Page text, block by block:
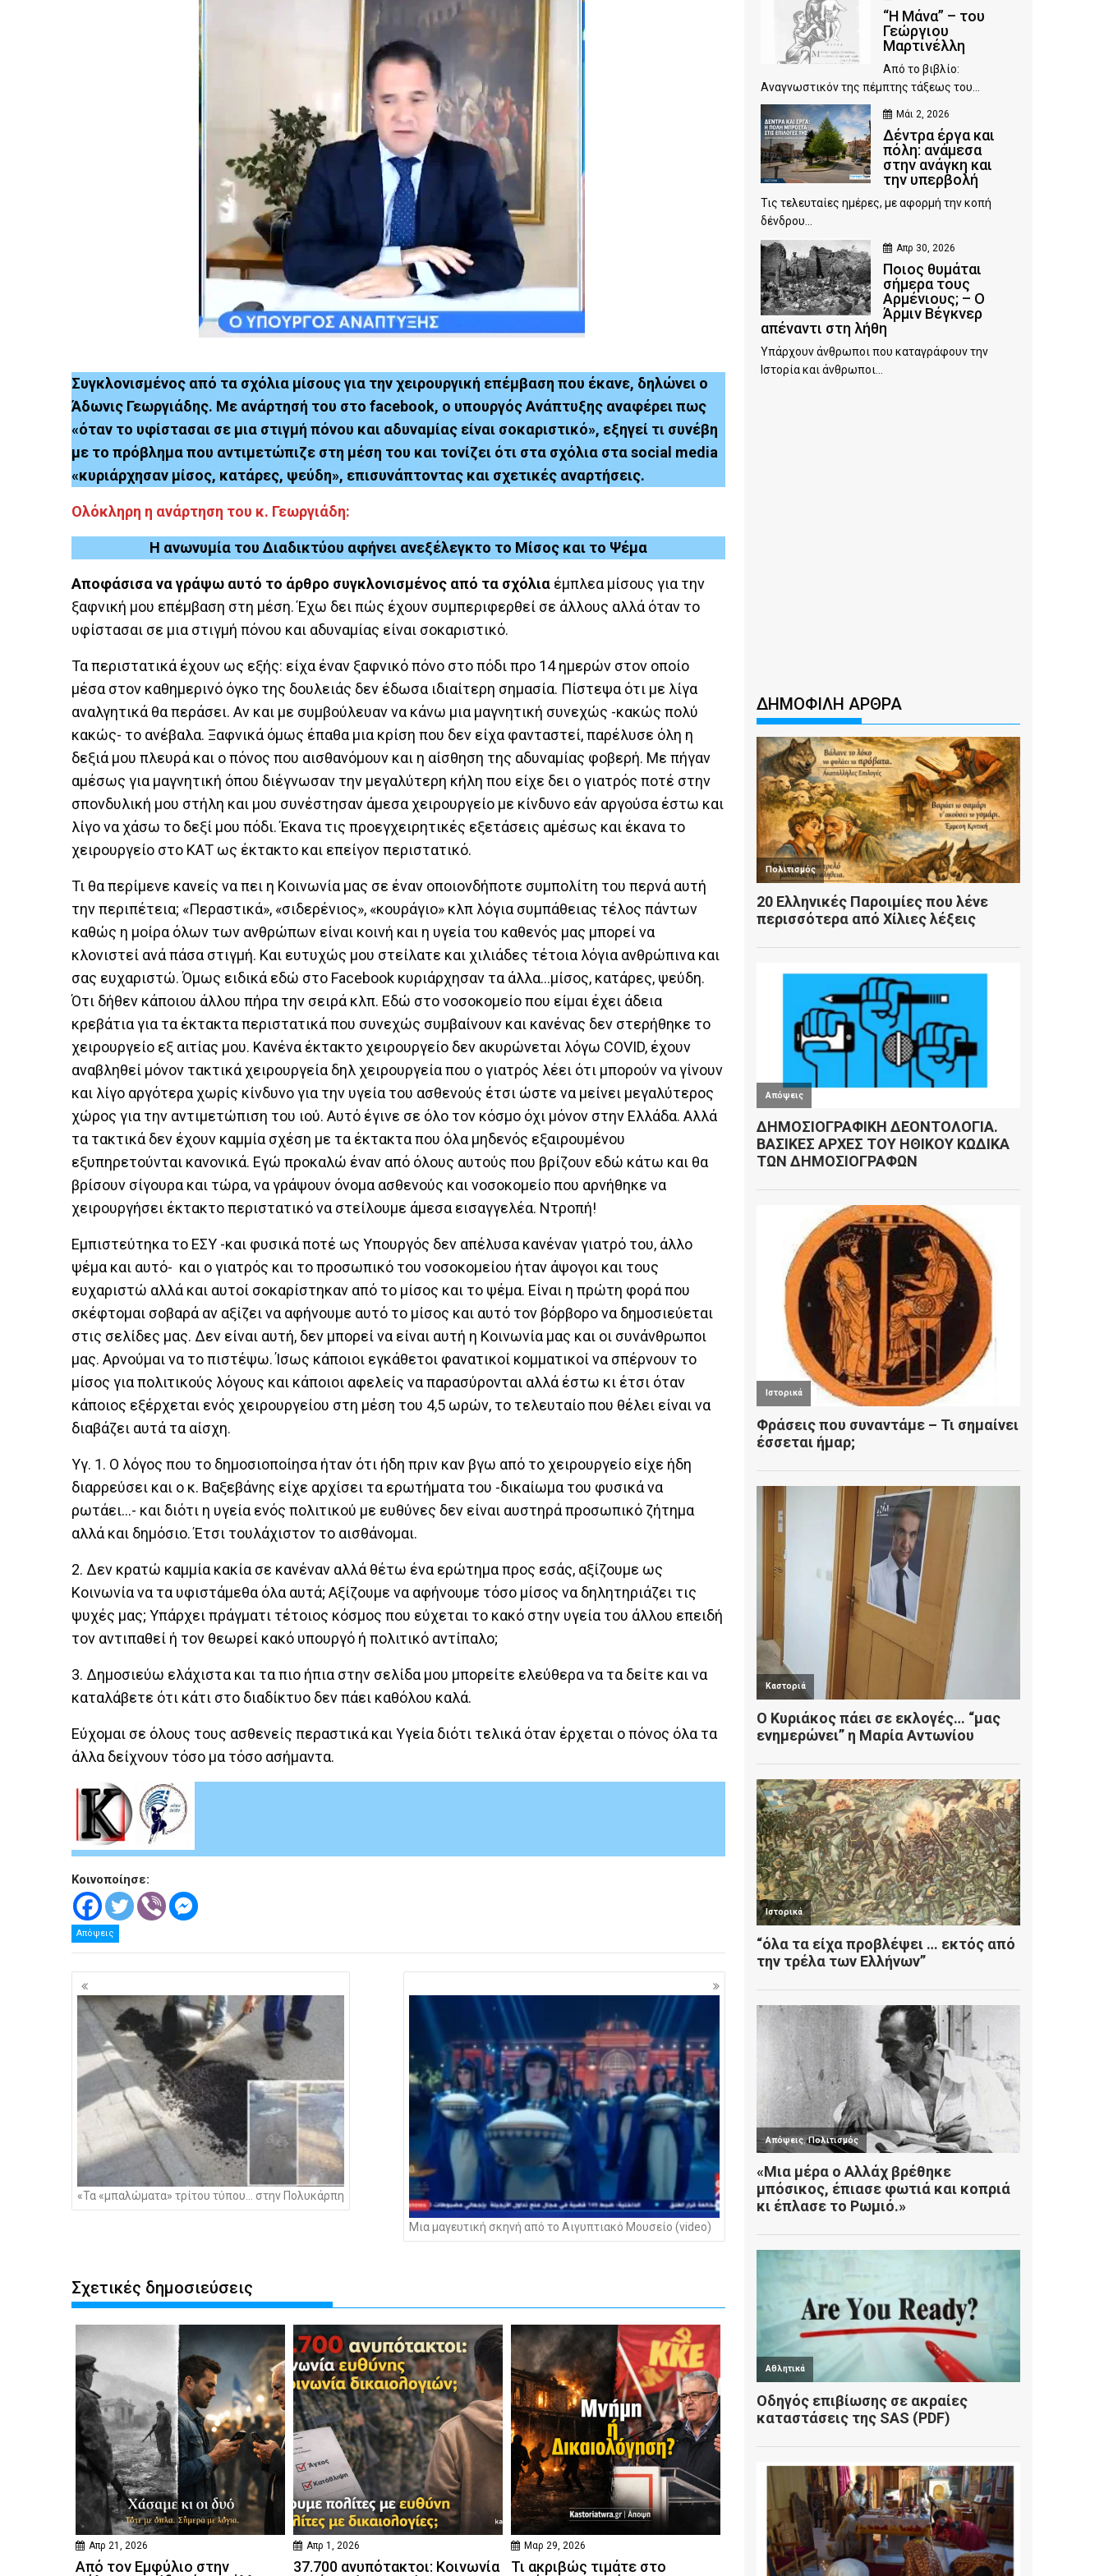
Συγκλονισμένος από τα σχόλια μίσους για την χειρουργική επέμβαση που έκανε, δηλώνει ο
Άδωνις Γεωργιάδης. Με ανάρτησή του στο facebook, ο υπουργός Ανάπτυξης αναφέρει πως
«όταν το υφίστασαι σε μια στιγμή πόνου και αδυναμίας είναι σοκαριστικό», εξηγεί τι συνέβη
με το πρόβλημα που αντιμετώπιζε στη μέση του και τονίζει ότι στα σχόλια στα social media
«κυριάρχησαν μίσος, κατάρες, ψεύδη», επισυνάπτοντας και σχετικές αναρτήσεις.
Ολόκληρη η ανάρτηση του κ. Γεωργιάδη:
Η ανωνυμία του Διαδικτύου αφήνει ανεξέλεγκτο το Μίσος και το Ψέμα
Αποφάσισα να γράψω αυτό το άρθρο συγκλονισμένος από τα σχόλια έμπλεα μίσους για την
ξαφνική μου επέμβαση στη μέση. Έχω δει πώς έχουν συμπεριφερθεί σε άλλους αλλά όταν το
υφίστασαι σε μια στιγμή πόνου και αδυναμίας είναι σοκαριστικό.
Τα περιστατικά έχουν ως εξής: είχα έναν ξαφνικό πόνο στο πόδι προ 14 ημερών στον οποίο
μέσα στον καθημερινό όγκο της δουλειάς δεν έδωσα ιδιαίτερη σημασία. Πίστεψα ότι με λίγα
αναλγητικά θα περάσει. Αν και με συμβούλευαν να κάνω μια μαγνητική συνεχώς -κακώς πολύ
κακώς- το ανέβαλα. Ξαφνικά όμως έπαθα μια κρίση που δεν είχα φανταστεί, παρέλυσε όλη η
δεξιά μου πλευρά και ο πόνος που αισθανόμουν και η αίσθηση της αδυναμίας φοβερή. Με πήγαν
αμέσως για μαγνητική όπου διέγνωσαν την μεγαλύτερη κήλη που είχε δει ο γιατρός ποτέ στην
σπονδυλική μου στήλη και μου συνέστησαν άμεσα χειρουργείο με κίνδυνο εάν αργούσα έστω και
λίγο να χάσω το δεξί μου πόδι. Έκανα τις προεγχειρητικές εξετάσεις αμέσως και έκανα το
χειρουργείο στο ΚΑΤ ως έκτακτο και επείγον περιστατικό.
Τι θα περίμενε κανείς να πει η Κοινωνία μας σε έναν οποιονδήποτε συμπολίτη του περνά αυτή
την περιπέτεια; «Περαστικά», «σιδερένιος», «κουράγιο» κλπ λόγια συμπάθειας τέλος πάντων
καθώς η μοίρα όλων των ανθρώπων είναι κοινή και η υγεία του καθενός μας μπορεί να
κλονιστεί ανά πάσα στιγμή. Και ευτυχώς μου στείλατε και χιλιάδες τέτοια λόγια ανθρώπινα και
σας ευχαριστώ. Όμως ειδικά εδώ στο Facebook κυριάρχησαν τα άλλα…μίσος, κατάρες, ψεύδη.
Ότι δήθεν κάποιου άλλου πήρα την σειρά κλπ. Εδώ στο νοσοκομείο που είμαι έχει άδεια
κρεβάτια για τα έκτακτα περιστατικά που συνεχώς συμβαίνουν και κανένας δεν στερήθηκε το
χειρουργείο εξ αιτίας μου. Κανένα έκτακτο χειρουργείο δεν ακυρώνεται λόγω COVID, έχουν
αναβληθεί μόνον τακτικά χειρουργεία δηλ χειρουργεία που ο γιατρός λέει ότι μπορούν να γίνουν
και λίγο αργότερα χωρίς κίνδυνο για την υγεία του ασθενούς έτσι ώστε να μείνει μεγαλύτερος
χώρος για την αντιμετώπιση του ιού. Αυτό έγινε σε όλο τον κόσμο όχι μόνον στην Ελλάδα. Αλλά
τα τακτικά δεν έχουν καμμία σχέση με τα έκτακτα που όλα μηδενός εξαιρουμένου
εξυπηρετούνται κανονικά. Εγώ προκαλώ έναν από όλους αυτούς που βρίζουν εδώ κάτω και θα
βρίσουν σίγουρα και τώρα, να γράψουν όνομα ασθενούς και νοσοκομείο που αρνήθηκε να
χειρουργήσει έκτακτο περιστατικό να στείλουμε άμεσα εισαγγελέα. Ντροπή!
Εμπιστεύτηκα το ΕΣΥ -και φυσικά ποτέ ως Υπουργός δεν απέλυσα κανέναν γιατρό του, άλλο
ψέμα και αυτό- και ο γιατρός και το προσωπικό του νοσοκομείου ήταν άψογοι και τους
ευχαριστώ αλλά και αυτοί σοκαρίστηκαν από το μίσος και το ψέμα. Είναι η πρώτη φορά που
σκέφτομαι σοβαρά αν αξίζει να αφήνουμε αυτό το μίσος και αυτό τον βόρβορο να δημοσιεύεται
στις σελίδες μας. Δεν είναι αυτή, δεν μπορεί να είναι αυτή η Κοινωνία μας και οι συνάνθρωποι
μας. Αρνούμαι να το πιστέψω. Ίσως κάποιοι εγκάθετοι φανατικοί κομματικοί να σπέρνουν το
μίσος για πολιτικούς λόγους και κάποιοι αφελείς να παρασύρονται αλλά έστω κι έτσι όταν
κάποιος εξέρχεται ενός χειρουργείου στη μέση του 4,5 ωρών, το τελευταίο που θέλει είναι να
διαβάζει αυτά τα αίσχη.
Υγ. 1. Ο λόγος που το δημοσιοποίησα ήταν ότι ήδη πριν καν βγω από το χειρουργείο είχε ήδη
διαρρεύσει και ο κ. Βαξεβάνης είχε αρχίσει τα ερωτήματα του -δικαίωμα του φυσικά να
ρωτάει…- και διότι η υγεία ενός πολιτικού με ευθύνες δεν είναι αυστηρά προσωπικό ζήτημα
αλλά και δημόσιο. Έτσι τουλάχιστον το αισθάνομαι.
2. Δεν κρατώ καμμία κακία σε κανέναν αλλά θέτω ένα ερώτημα προς εσάς, αξίζουμε ως
Κοινωνία να τα υφιστάμεθα όλα αυτά; Αξίζουμε να αφήνουμε τόσο μίσος να δηλητηριάζει τις
ψυχές μας; Υπάρχει πράγματι τέτοιος κόσμος που εύχεται το κακό στην υγεία του άλλου επειδή
τον αντιπαθεί ή τον θεωρεί κακό υπουργό ή πολιτικό αντίπαλο;
3. Δημοσιεύω ελάχιστα και τα πιο ήπια στην σελίδα μου μπορείτε ελεύθερα να τα δείτε και να
καταλάβετε ότι κάτι στο διαδίκτυο δεν πάει καθόλου καλά.
Εύχομαι σε όλους τους ασθενείς περαστικά και Υγεία διότι τελικά όταν έρχεται ο πόνος όλα τα
άλλα δείχνουν τόσο μα τόσο ασήμαντα.
Κοινοποίησε:
Απόψεις
Πλοήγηση
άρθρων
«Τα «μπαλώματα» τρίτου τύπου… στην Πολυκάρπη
Μια μαγευτική σκηνή από το Αιγυπτιακό Μουσείο (video)
Σχετικές δημοσιεύσεις
Απρ 21, 2026
Από τον Εμφύλιο στην
Απρ 1, 2026
37.700 ανυπότακτοι: Κοινωνία
Μαρ 29, 2026
Τι ακριβώς τιμάτε στο
“Η Μάνα” – του
Γεώργιου
Μαρτινέλλη
Από το βιβλίο:
Αναγνωστικόν της πέμπτης τάξεως του...
Μάι 2, 2026
Δέντρα έργα και
πόλη: ανάμεσα
στην ανάγκη και
την υπερβολή
Τις τελευταίες ημέρες, με αφορμή την κοπή
δένδρου...
Απρ 30, 2026
Ποιος θυμάται
σήμερα τους
Αρμένιους; – Ο
Άρμιν Βέγκνερ
απέναντι στη λήθη
Υπάρχουν άνθρωποι που καταγράφουν την
Ιστορία και άνθρωποι...
ΔΗΜΟΦΙΛΗ ΑΡΘΡΑ